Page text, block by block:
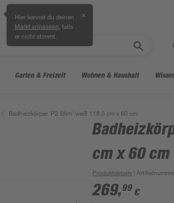
Hier kannst du deinen
Markt anpassen , falls
er nicht stimmt.
✕
Garten & Freizeit Wohnen & Haushalt
/ Badheizkörper 'P2 Slim' weiß 118,5 cm x 60 cm
cm x 60 cm
Produktdetails |
269,99 €